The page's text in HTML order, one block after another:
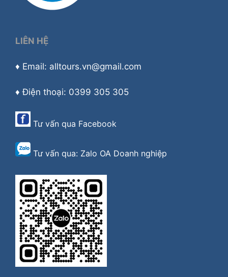
LIÊN HỆ
♦ Email: alltours.vn@gmail.com
♦ Điện thoại: 0399 305 305
Tư vấn qua Facebook
Tư vấn qua: Zalo OA Doanh nghiệp